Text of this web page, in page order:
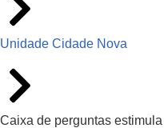
Unidade Cidade Nova
Caixa de perguntas